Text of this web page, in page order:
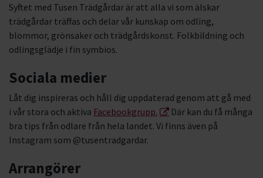
Syftet med Tusen Trädgårdar är att alla vi som älskar
trädgårdar träffas och delar vår kunskap om odling,
blommor, grönsaker och trädgårdskonst. Folkbildning och
odlingsglädje i fin symbios.
Sociala medier
Låt dig inspireras och håll dig uppdaterad genom att gå med
i vår stora och aktiva Facebookgrupp.
Där kan du få många
bra tips från odlare från hela landet. Vi finns även på
Instagram som @tusentradgardar.
Arrangörer